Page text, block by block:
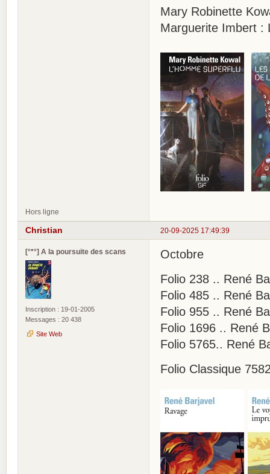
Mary Robinette
Marguerite Imbert :
Hors ligne
20-09-2025 17:49:39
Christian
[°*°] A la poursuite des scans
Inscription : 19-01-2005
Messages : 20 438
Site Web
Octobre
Folio 238 .. René
Folio 485 .. René
Folio 955 .. René
Folio 1696 .. René
Folio 5765.. René
Folio Classique